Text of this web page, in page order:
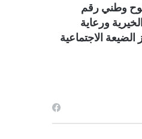
وطني رقم
الخيرية ورعاية
الاجتماعية